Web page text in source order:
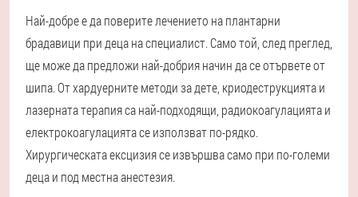
Най-добре е да поверите лечението на плантарни
брадавици при деца на специалист. Само той, след преглед,
ще може да предложи най-добрия начин да се отървете от
шипа. От хардуерните методи за дете, криодеструкцията и
лазерната терапия са най-подходящи, радиокоагулацията и
електрокоагулацията се използват по-рядко.
Хирургическата ексцизия се извършва само при по-големи
деца и под местна анестезия.